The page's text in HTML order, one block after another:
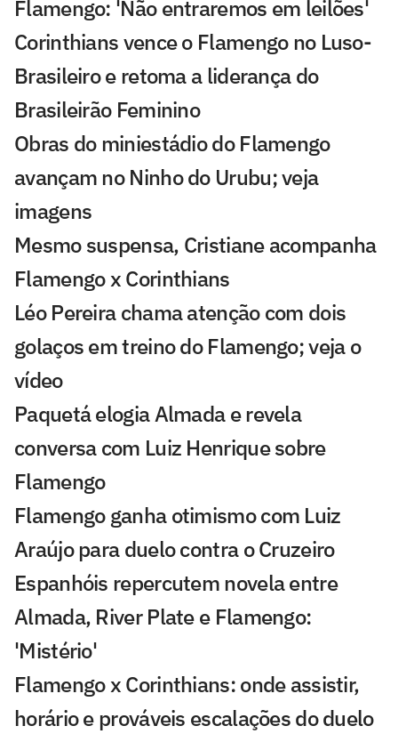
Flamengo: 'Não entraremos em leilões'
Corinthians vence o Flamengo no Luso-
Brasileiro e retoma a liderança do
Brasileirão Feminino
Obras do miniestádio do Flamengo
avançam no Ninho do Urubu; veja
imagens
Mesmo suspensa, Cristiane acompanha
Flamengo x Corinthians
Léo Pereira chama atenção com dois
golaços em treino do Flamengo; veja o
vídeo
Paquetá elogia Almada e revela
conversa com Luiz Henrique sobre
Flamengo
Flamengo ganha otimismo com Luiz
Araújo para duelo contra o Cruzeiro
Espanhóis repercutem novela entre
Almada, River Plate e Flamengo:
'Mistério'
Flamengo x Corinthians: onde assistir,
horário e prováveis escalações do duelo